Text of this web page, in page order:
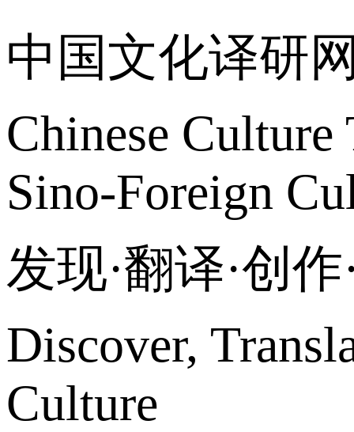
中国文化译研
Chinese
Sino-Foreign
发现·翻译·创
Discover,
Culture